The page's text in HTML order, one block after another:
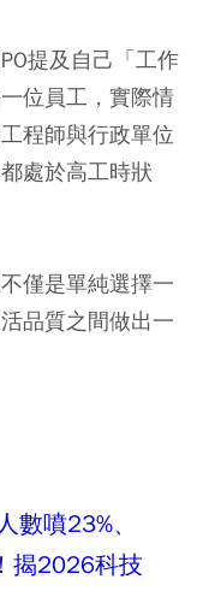
提及自己「工作
位員工，實際情
程師與行政單位
處於高工時狀
僅是單純選擇一
品質之間做出一
噴23%、
揭2026科技